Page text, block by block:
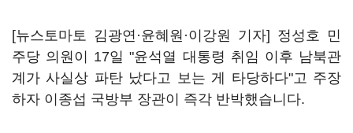
[뉴스토마토 김광연·윤혜원·이강원 기자] 정성호 민
주당 의원이 17일 "윤석열 대통령 취임 이후 남북관
계가 사실상 파탄 났다고 보는 게 타당하다"고 주장
하자 이종섭 국방부 장관이 즉각 반박했습니다.